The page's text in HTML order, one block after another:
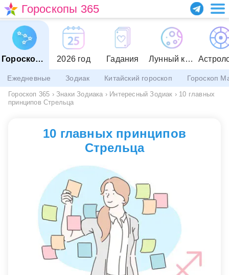
Гороскопы 365
Гороскопы 2026 год Гадания Лунный календарь
Ежедневные Зодиак Китайский гороскоп Гороскоп
Гороскоп 365 › Знаки Зодиака › Интересный Зодиак › 10 главных
принципов Стрельца
10 главных принципов
Стрельца